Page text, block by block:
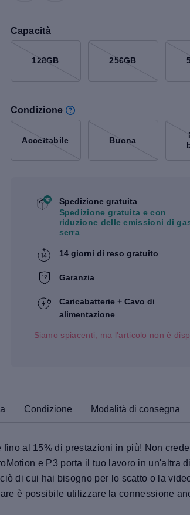
Capacità
128GB 256GB
Condizione
Accettabile Buona
Spedizione gratuita
Spedizione gratuita e con
riduzione delle emissioni di
serra
14 giorni di reso gratuito
Garanzia
Caricabatterie + Cavo di
alimentazione
Siamo spiacenti, ma l'articolo non è
Condizione Modalità di consegna
al 15% di prestazioni in più! Non
e P3 porta il tuo lavoro in un'altra
di cui hai bisogno per lo scatto o la
è possibile utilizzare la connessione